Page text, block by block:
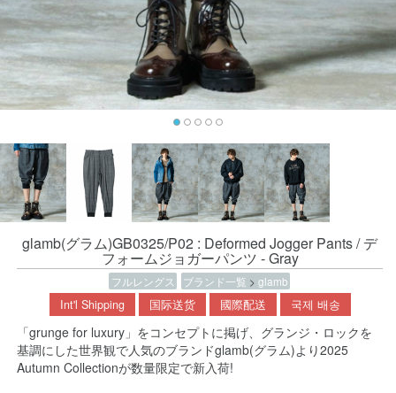
glamb(グラム)GB0325/P02 : Deformed Jogger Pants / デ
フォームジョガーパンツ - Gray
フルレングス ブランド一覧 >glamb
Int'l Shipping 国际送货 國際配送 국제 배송
「grunge for luxury」をコンセプトに掲げ、グランジ・ロックを
基調にした世界観で人気のブランドglamb(グラム)より2025
Autumn Collectionが数量限定で新入荷!